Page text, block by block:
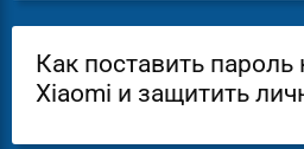
Как поставить
Xiaomi и защитить